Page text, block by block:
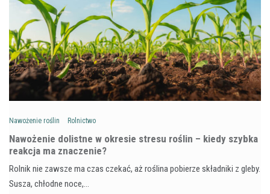
Nawożenie roślin Rolnictwo
Nawożenie dolistne w okresie stresu roślin – kiedy szybka
reakcja ma znaczenie?
Rolnik nie zawsze ma czas czekać, aż roślina pobierze składniki z gleby.
Susza, chłodne noce,…